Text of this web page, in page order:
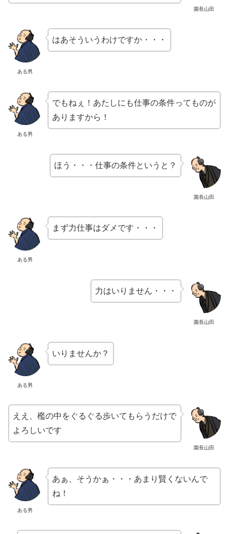
園長山田
ある男
はあそういうわけですか・・・
ある男
でもねぇ！あたしにも仕事の条件ってものが
ありますから！
園長山田
ほう・・・仕事の条件というと？
ある男
まず力仕事はダメです・・・
園長山田
力はいりません・・・
ある男
いりませんか？
園長山田
ええ、檻の中をぐるぐる歩いてもらうだけで
よろしいです
ある男
あぁ、そうかぁ・・・あまり賢くないんで
ね！